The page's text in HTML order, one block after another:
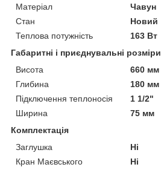
Матеріал
Чавун
Стан
Новий
Теплова потужність
163 Вт
Габаритні і приєднувальні розміри
Висота
660 мм
Глибина
180 мм
Підключення теплоносія
1 1/2"
Ширина
75 мм
Комплектація
Заглушка
Ні
Кран Маєвського
Ні